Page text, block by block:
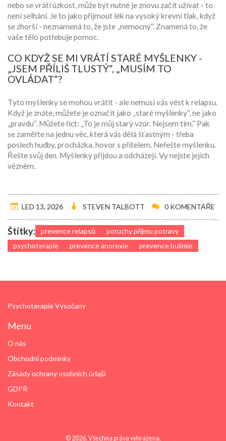
nebo se vrátí úzkost, může být nutné je znovu začít užívat - to
není selhání. Je to jako přijmout lék na vysoký krevní tlak, když
se zhorší - neznamená to, že jste „nemocný“. Znamená to, že
vaše tělo potřebuje pomoc.
CO KDYŽ SE MI VRÁTÍ STARÉ MYŠLENKY -
„JSEM PŘÍLIŠ TLUSTÝ“, „MUSÍM TO
OVLÁDAT“?
Tyto myšlenky se mohou vrátit - ale nemusí vás vést k relapsu.
Když je znáte, můžete je označit jako „staré myšlenky“, ne jako
„pravdu“. Můžete říct: „To je můj starý vzor. Nejsem tím.“ Pak
se zaměřte na jednu věc, která vás dělá šťastným - třeba
poslech hudby, procházka, hovor s přítelem. Neřešte myšlenku.
Řešte svůj den. Myšlenky přijdou a odcházejí. Vy nejste jejich
vězněm.
LED 13, 2026 STEVEN TALBOTT 0 KOMENTÁŘE
Štítky: prevence relapsů
poruchy příjmu potravy
psychoterapie
prevence anorexie prevence bulimie
Psychoterapie Vysočany
Menu
O nás
Obchodní podmínky
Zásady ochrany osobních údajů
GDPR
Kontakt
© 2026. Všechna práva vyhrazena.